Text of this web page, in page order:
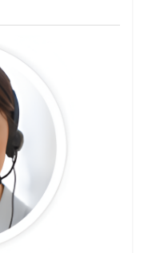
NHIỆT
CÓ BẠC